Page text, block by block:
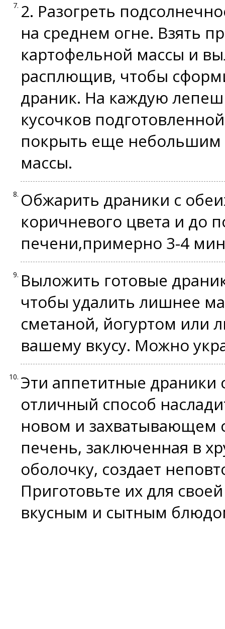
2. Разогреть
на среднем огне. Взять
картофельной массы и
расплющив, чтобы
драник. На каждую
кусочков
покрыть еще небольшим
массы.
Обжарить драники с
коричневого цвета и до
печени,примерно 3-4
Выложить готовые
чтобы удалить лишнее
сметаной, йогуртом или
вашему вкусу. Можно
Эти аппетитные
отличный способ
новом и захватывающем
печень, заключенная в
оболочку, создает
Приготовьте их для
вкусным и сытным